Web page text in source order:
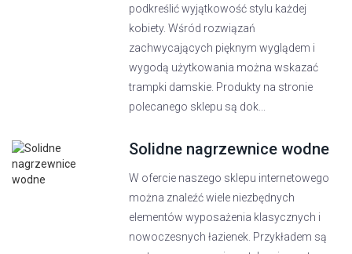
podkreślić wyjątkowość stylu każdej
kobiety. Wśród rozwiązań
zachwycających pięknym wyglądem i
wygodą użytkowania można wskazać
trampki damskie. Produkty na stronie
polecanego sklepu są dok...
Solidne nagrzewnice wodne
W ofercie naszego sklepu internetowego
można znaleźć wiele niezbędnych
elementów wyposażenia klasycznych i
nowoczesnych łazienek. Przykładem są